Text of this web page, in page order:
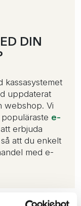
DIN
kassasystemet
uppdaterat
webshop. Vi
e-
erbjuda
att du enkelt
med e-